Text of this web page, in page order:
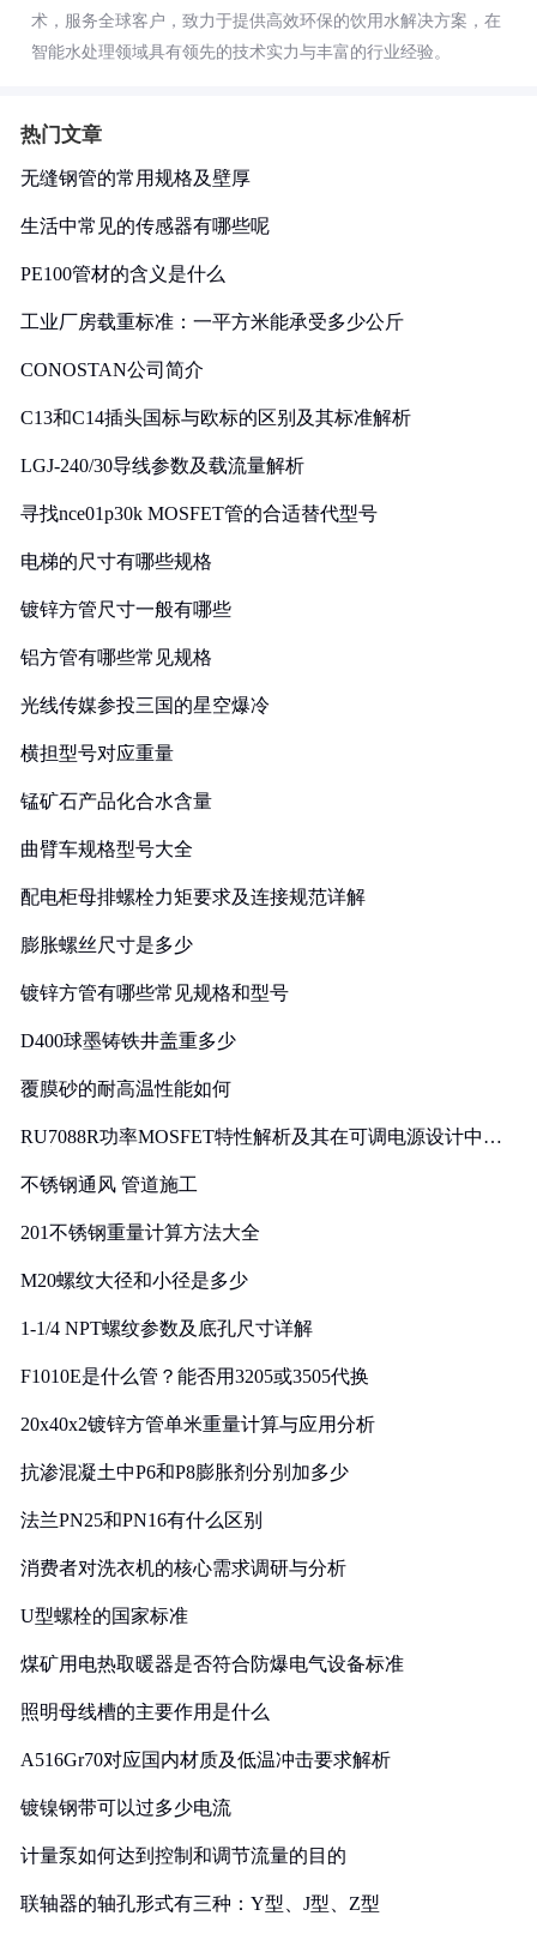
术，服务全球客户，致力于提供高效环保的饮用水解决方案，在
智能水处理领域具有领先的技术实力与丰富的行业经验。
热门文章
无缝钢管的常用规格及壁厚
生活中常见的传感器有哪些呢
PE100管材的含义是什么
工业厂房载重标准：一平方米能承受多少公斤
CONOSTAN公司简介
C13和C14插头国标与欧标的区别及其标准解析
LGJ-240/30导线参数及载流量解析
寻找nce01p30k MOSFET管的合适替代型号
电梯的尺寸有哪些规格
镀锌方管尺寸一般有哪些
铝方管有哪些常见规格
光线传媒参投三国的星空爆冷
横担型号对应重量
锰矿石产品化合水含量
曲臂车规格型号大全
配电柜母排螺栓力矩要求及连接规范详解
膨胀螺丝尺寸是多少
镀锌方管有哪些常见规格和型号
D400球墨铸铁井盖重多少
覆膜砂的耐高温性能如何
RU7088R功率MOSFET特性解析及其在可调电源设计中的
不锈钢通风 管道施工
201不锈钢重量计算方法大全
M20螺纹大径和小径是多少
1-1/4 NPT螺纹参数及底孔尺寸详解
F1010E是什么管？能否用3205或3505代换
20x40x2镀锌方管单米重量计算与应用分析
抗渗混凝土中P6和P8膨胀剂分别加多少
法兰PN25和PN16有什么区别
消费者对洗衣机的核心需求调研与分析
U型螺栓的国家标准
煤矿用电热取暖器是否符合防爆电气设备标准
照明母线槽的主要作用是什么
A516Gr70对应国内材质及低温冲击要求解析
镀镍钢带可以过多少电流
计量泵如何达到控制和调节流量的目的
联轴器的轴孔形式有三种：Y型、J型、Z型